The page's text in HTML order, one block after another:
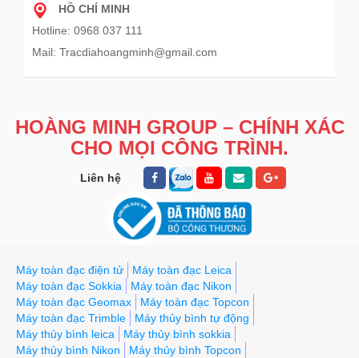
HỒ CHÍ MINH
Hotline: 0968 037 111
Mail: Tracdiahoangminh@gmail.com
HOÀNG MINH GROUP – CHÍNH XÁC
CHO MỌI CÔNG TRÌNH.
Liên hệ
Máy toàn đạc điện tử
Máy toàn đạc Leica
Máy toàn đạc Sokkia
Máy toàn đạc Nikon
Máy toàn đạc Geomax
Máy toàn đạc Topcon
Máy toàn đạc Trimble
Máy thủy bình tự động
Máy thủy bình leica
Máy thủy bình sokkia
Máy thủy bình Nikon
Máy thủy bình Topcon